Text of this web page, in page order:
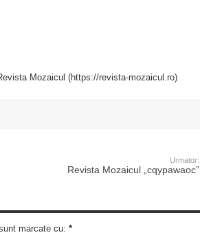
Mozaicul (https://revista-mozaicul.ro)
Urmator:
Revista Mozaicul „cqypawaoc”
marcate cu: *